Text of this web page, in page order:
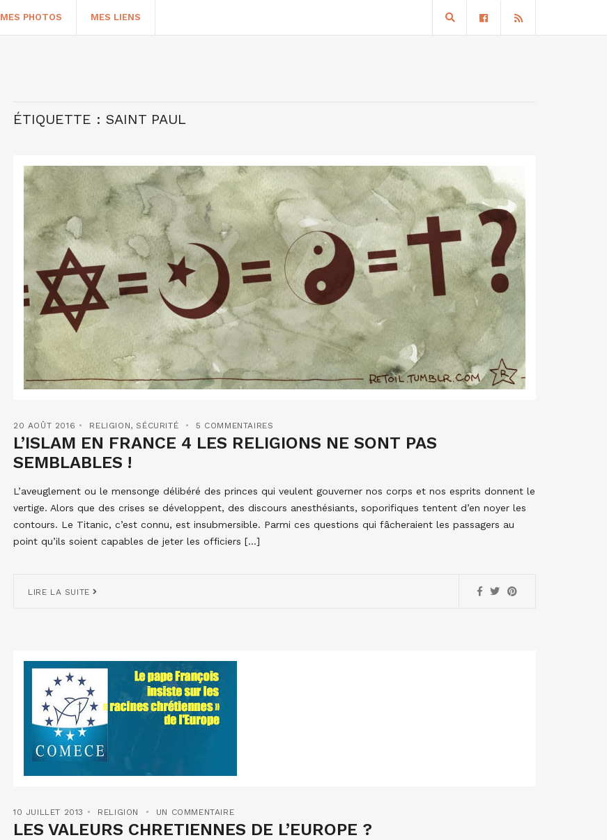
MES PHOTOS MES LIENS
ÉTIQUETTE : SAINT PAUL
20 AOÛT 2016 RELIGION, SÉCURITÉ 5 COMMENTAIRES
L’ISLAM EN FRANCE 4 LES RELIGIONS NE SONT PAS
SEMBLABLES !
L’aveuglement ou le mensonge délibéré des princes qui veulent gouverner nos corps et nos esprits donnent le
vertige. Alors que des crises se développent, des discours anesthésiants, soporifiques tentent d’en noyer les
contours. Le Titanic, c’est connu, est insubmersible. Parmi ces questions qui fâcheraient les passagers au
point qu’ils soient capables de jeter les officiers […]
LIRE LA SUITE
10 JUILLET 2013 RELIGION UN COMMENTAIRE
LES VALEURS CHRETIENNES DE L’EUROPE ?